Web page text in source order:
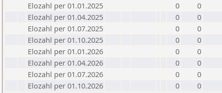
Elozahl per 01.01.2025
0
0
Elozahl per 01.04.2025
0
0
Elozahl per 01.07.2025
0
0
Elozahl per 01.10.2025
0
0
Elozahl per 01.01.2026
0
0
Elozahl per 01.04.2026
0
0
Elozahl per 01.07.2026
0
0
Elozahl per 01.10.2026
0 0